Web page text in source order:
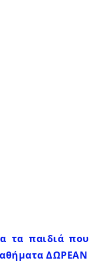
τα παιδιά που
ΔΩΡΕΑΝ